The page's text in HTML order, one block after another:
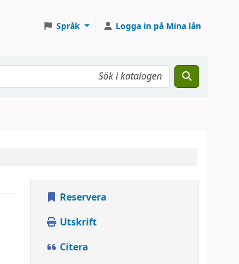
Språk Logga in på Mina lån
Reservera
Utskrift
Citera